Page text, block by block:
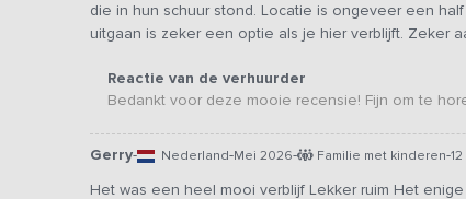
die in hun schuur stond. Locatie is ongeveer een
uitgaan is zeker een optie als je hier verblijft. Zeker
Reactie van de verhuurder
Bedankt voor deze mooie recensie! Fijn om te
Gerry- Nederland-Mei 2026- Familie met kinderen-
Het was een heel mooi verblijf Lekker ruim Het